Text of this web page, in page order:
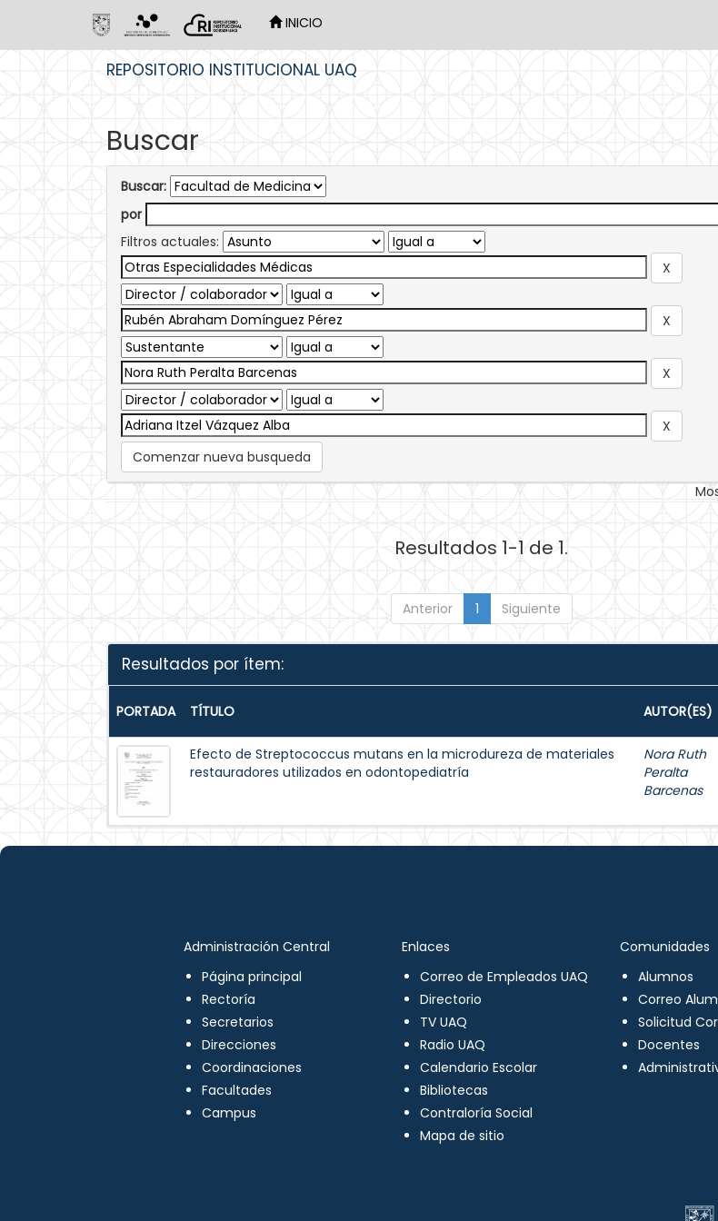
INICIO
REPOSITORIO INSTITUCIONAL UAQ
Buscar
Buscar:
por
Filtros actuales:
Comenzar nueva busqueda
Resultados 1-1 de 1.
Anterior 1 Siguiente
Resultados por ítem:
PORTADA TÍTULO AUTOR(ES)
Efecto de Streptococcus mutans en la microdureza de materiales
restauradores utilizados en odontopediatría
Nora Ruth
Peralta
Barcenas
Administración Central
Página principal
Rectoría
Secretarios
Direcciones
Coordinaciones
Facultades
Campus
Enlaces
Correo de Empleados UAQ
Directorio
TV UAQ
Radio UAQ
Calendario Escolar
Bibliotecas
Contraloría Social
Mapa de sitio
Comunidades
Alumnos
Correo
Solicitud
Docentes